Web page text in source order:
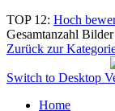
TOP 12: Hoch
Gesamtanzahl
Zurück zur
Switch to Desktop
Home